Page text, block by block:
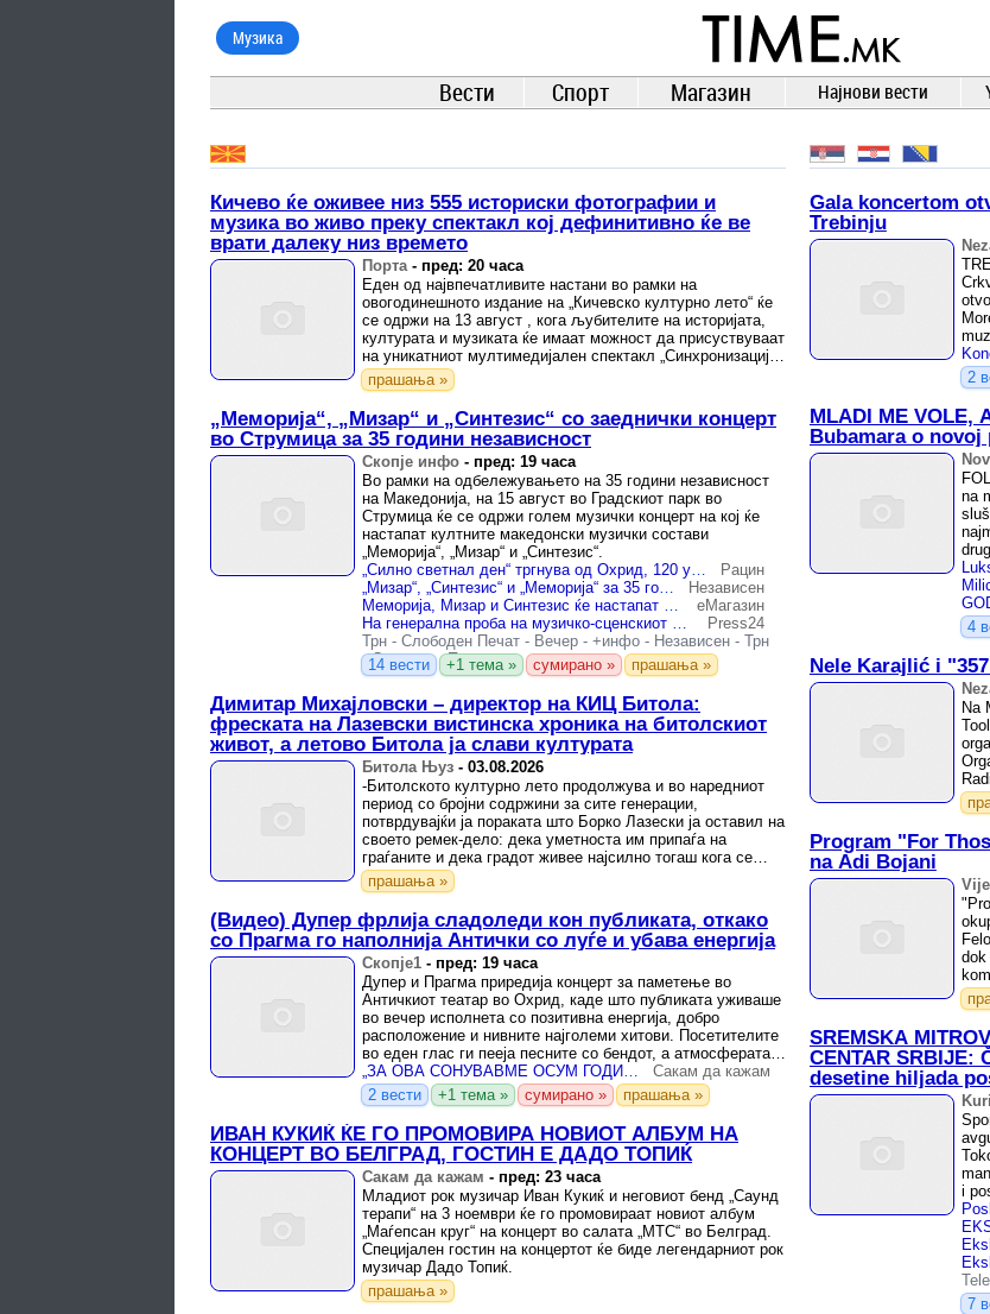
TIME.mk
ВЕСТИ
NEWS
Музика
Вести Спорт Магазин Најнови вести
Кичево ќе оживее низ 555 историски фотографии и
музика во живо преку спектакл кој дефинитивно ќе ве
врати далеку низ времето
Порта- пред: 20 часа
Еден од највпечатливите настани во рамки на
овогодинешното издание на „Кичевско културно лето“ ќе
се одржи на 13 август , кога љубителите на историјата,
културата и музиката ќе имаат можност да присуствуваат
на уникатниот мултимедијален спектакл „Синхронизација,
слика и струна“ .
прашања »
„Меморија“, „Мизар“ и „Синтезис“ со заеднички концерт
во Струмица за 35 години независност
Скопје инфо - пред: 19 часа
Во рамки на одбележувањето на 35 години независност
на Македонија, на 15 август во Градскиот парк во
Струмица ќе се одржи голем музички концерт на кој ќе
настапат култните македонски музички состави
„Меморија“, „Мизар“ и „Синтезис“.
„Силно светнал ден“ тргнува од Охрид, 120 уметници во 11 градови
Рацин
„Мизар“, „Синтезис“ и „Меморија“ за 35 години независност ќе пеат во Струмица
Независен
Меморија, Мизар и Синтезис ќе настапат во Струмица на 15. август за 35 години независност на Македонија
еМагазин
На генерална проба на музичко-сценскиот перформанс за 35 години независна Македонија
Press24
Трн - Слободен Печат - Вечер - +инфо - Независен - Трн
-Слободен Печат
14 вести +1 тема » сумирано » прашања »
Димитар Михајловски – директор на КИЦ Битола:
фреската на Лазевски вистинска хроника на битолскиот
живот, а летово Битола ја слави културата
Битола Њуз - 03.08.2026
-Битолското културно лето продолжува и во наредниот
период со бројни содржини за сите генерации,
потврдувајќи ја пораката што Борко Лазески ја оставил на
своето ремек-дело: дека уметноста им припаѓа на
граѓаните и дека градот живее најсилно тогаш кога се
игра, се пее, се создава ...
прашања »
(Видео) Дупер фрлија сладоледи кон публиката, откако
со Прагма го наполнија Антички со луѓе и убава енергија
Скопје1 - пред: 19 часа
Дупер и Прагма приредија концерт за паметење во
Античкиот театар во Охрид, каде што публиката уживаше
во вечер исполнета со позитивна енергија, добро
расположение и нивните најголеми хитови. Посетителите
во еден глас ги пееја песните со бендот, а атмосферата
кулминираше пред ...
„ЗА ОВА СОНУВАВМЕ ОСУМ ГОДИНИ“, ПОЛН АНТИЧКИ ТЕАТАР ЗА КОНЦЕРТОТ НА „ДУПЕР“ ВО ОХРИД
Сакам да кажам
2 вести
+1 тема » сумирано » прашања »
ИВАН КУКИЌ ЌЕ ГО ПРОМОВИРА НОВИОТ АЛБУМ НА
КОНЦЕРТ ВО БЕЛГРАД, ГОСТИН Е ДАДО ТОПИЌ
Сакам да кажам - пред: 23 часа
Младиот рок музичар Иван Кукиќ и неговиот бенд „Саунд
терапи“ на 3 ноември ќе го промовираат новиот албум
„Маѓепсан круг“ на концерт во салата „МТС“ во Белград.
Специјален гостин на концертот ќе биде легендарниот рок
музичар Дадо Топиќ.
прашања »
Gala koncertom
Trebinju
2
MLADI ME VOLE,
Bubamara o
na
4
Nele Karajlić i
Na
Program "For
na Adi Bojani
dok
SREMSKA
CENTAR SRBIJE:
desetine hiljada
i
7